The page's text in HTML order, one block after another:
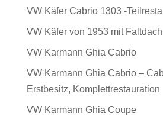
VW Käfer Cabrio 1303 -
VW Käfer von 1953 mit
VW Karmann Ghia Cabrio
VW Karmann Ghia Cabrio –
Erstbesitz, Komplettrestauration
VW Karmann Ghia Coupe